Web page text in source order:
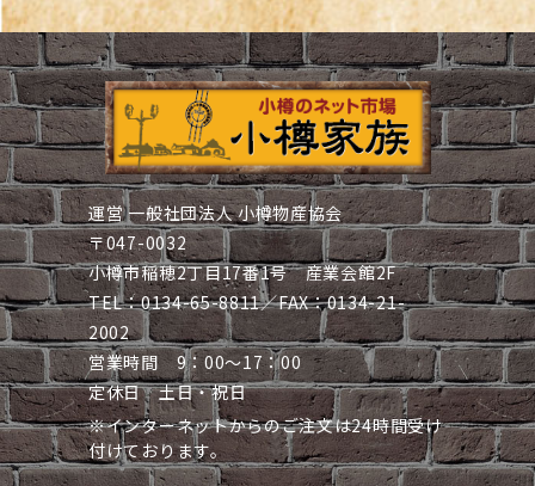
運営 一般社団法人 小樽物産協会
〒047-0032
小樽市稲穂2丁目17番1号 産業会館2F
TEL：0134-65-8811／FAX：0134-21-
2002
営業時間 9：00～17：00
定休日 土日・祝日
※インターネットからのご注文は24時間受け
付けております。